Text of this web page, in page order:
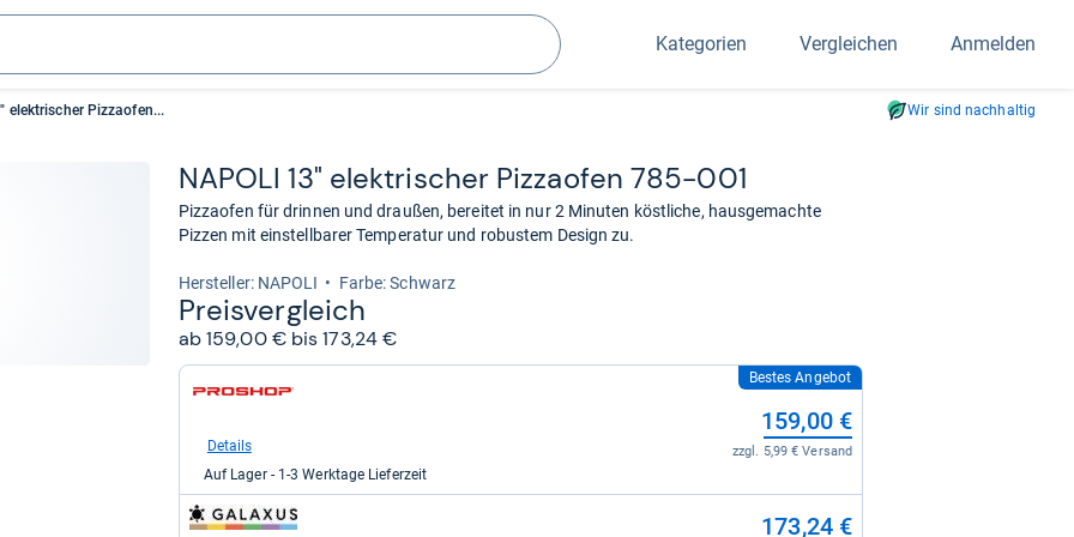
Suchen
Kategorien Vergleichen Anmelden
elektrischer Pizzaofen... Wir sind nachhaltig
NAPOLI 13" elek­tri­scher Piz­zao­fen 785-​001
Pizzaofen für drinnen und draußen, bereitet in nur 2 Minuten köstliche, hausgemachte
Pizzen mit einstellbarer Temperatur und robustem Design zu.
Her­stel­ler: NAPOLI Farbe: Schwarz
Preis­ver­gleich
ab 159,00 € bis 173,24 €
zum
Proshop.de
159,00
kaufen.
Bestes Angebot
159,00 €
zzgl. 5,99 € Versand
Details
Auf Lager - 1-3 Werktage Lieferzeit
zum
Shop:
173,24 €